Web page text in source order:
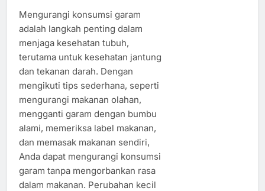
Mengurangi konsumsi garam
adalah langkah penting dalam
menjaga kesehatan tubuh,
terutama untuk kesehatan jantung
dan tekanan darah. Dengan
mengikuti tips sederhana, seperti
mengurangi makanan olahan,
mengganti garam dengan bumbu
alami, memeriksa label makanan,
dan memasak makanan sendiri,
Anda dapat mengurangi konsumsi
garam tanpa mengorbankan rasa
dalam makanan. Perubahan kecil